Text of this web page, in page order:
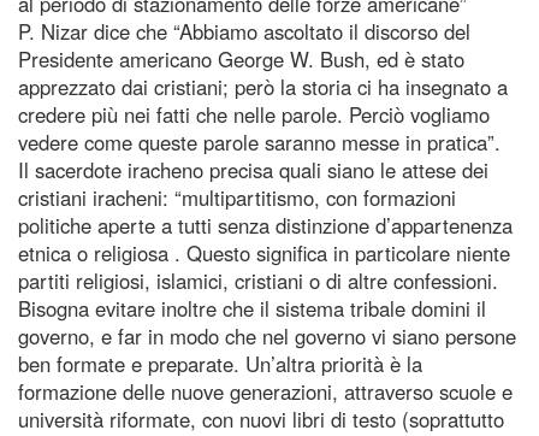
P. Nizar dice che “Abbiamo ascoltato il discorso del
Presidente americano George W. Bush, ed è stato
apprezzato dai cristiani; però la storia ci ha insegnato a
credere più nei fatti che nelle parole. Perciò vogliamo
vedere come queste parole saranno messe in pratica”.
Il sacerdote iracheno precisa quali siano le attese dei
cristiani iracheni: “multipartitismo, con formazioni
politiche aperte a tutti senza distinzione d’appartenenza
etnica o religiosa . Questo significa in particolare niente
partiti religiosi, islamici, cristiani o di altre confessioni.
Bisogna evitare inoltre che il sistema tribale domini il
governo, e far in modo che nel governo vi siano persone
ben formate e preparate. Un’altra priorità è la
formazione delle nuove generazioni, attraverso scuole e
università riformate, con nuovi libri di testo (soprattutto